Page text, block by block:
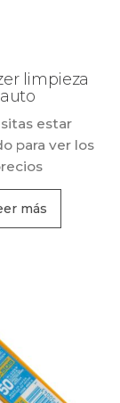
limpieza
auto
estar
para ver los
más